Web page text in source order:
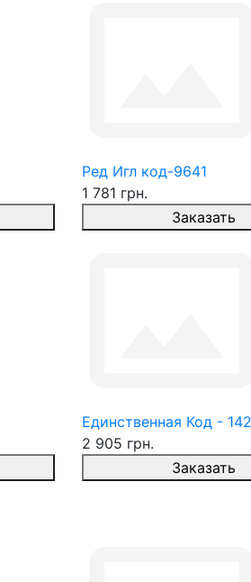
Ред Игл код-9641
1 781 грн.
Заказать
Единственная Код -
2 905 грн.
Заказать